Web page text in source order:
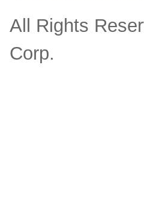
All Rights
Corp.